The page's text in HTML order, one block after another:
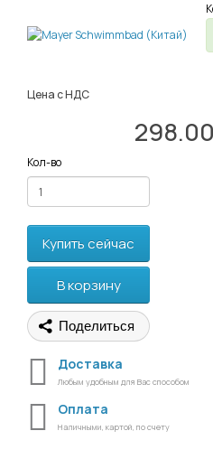
Цена с НДС
Кол-во
Купить сейчас
В корзину
Поделиться
Доставка
Любым удобным для Вас способом
Оплата
Наличными, картой, по счету